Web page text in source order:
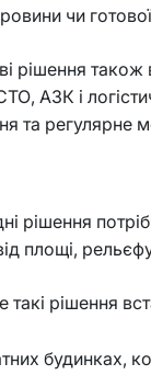
чи
рішення також
АЗК і
та регулярне
рішення
площі,
такі рішення
будинках,